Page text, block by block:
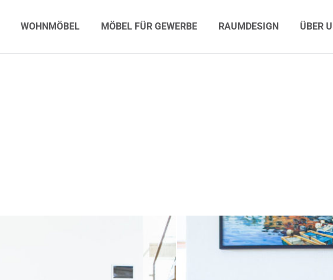
WOHNMÖBEL MÖBEL FÜR GEWERBE RAUMDESIGN ÜBER